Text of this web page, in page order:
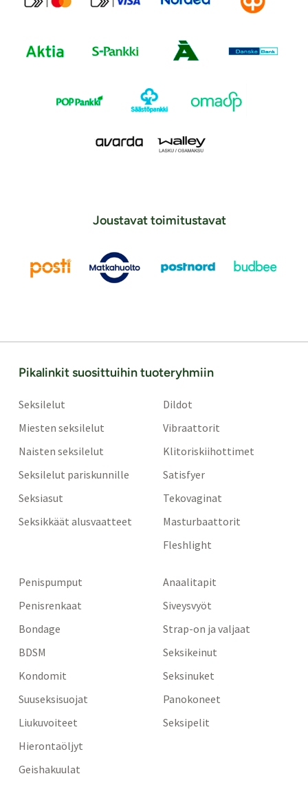
Joustavat toimitustavat
Pikalinkit suosittuihin tuoteryhmiin
Seksilelut
Miesten seksilelut
Naisten seksilelut
Seksilelut pariskunnille
Seksiasut
Seksikkäät alusvaatteet
Dildot
Vibraattorit
Klitoriskiihottimet
Satisfyer
Tekovaginat
Masturbaattorit
Fleshlight
Penispumput
Penisrenkaat
Bondage
BDSM
Kondomit
Suuseksisuojat
Liukuvoiteet
Hierontaöljyt
Geishakuulat
Anaalitapit
Siveysvyöt
Strap-on ja valjaat
Seksikeinut
Seksinuket
Panokoneet
Seksipelit